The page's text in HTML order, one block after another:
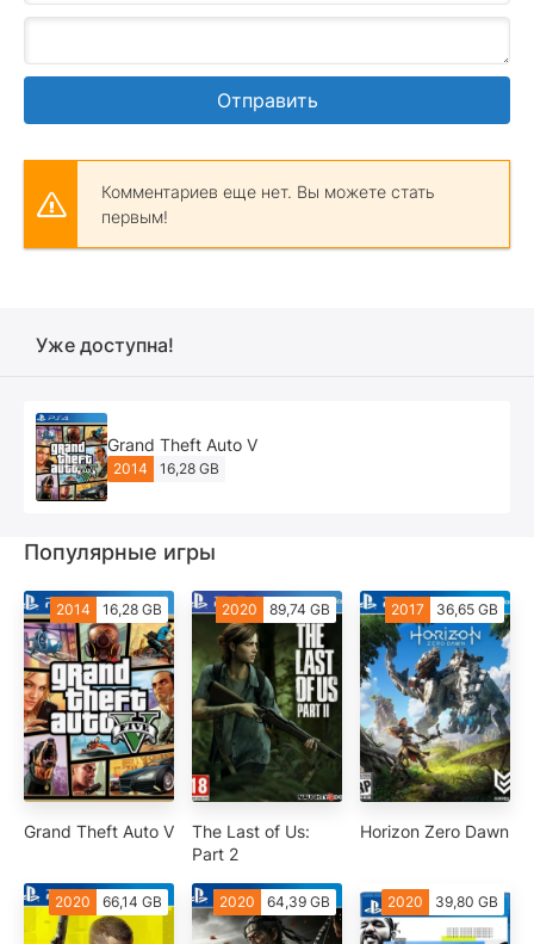
Отправить
Комментариев еще нет. Вы можете стать
первым!
Уже доступна!
Grand Theft Auto V
2014 16,28 GB
Популярные игры
2014 16,28 GB
Grand Theft Auto V
2020 89,74 GB
The Last of Us:
Part 2
2017 36,65 GB
Horizon Zero Dawn
2020 66,14 GB 2020 64,39 GB 2020 39,80 GB